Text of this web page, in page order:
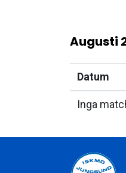
Augusti
Datum
Inga